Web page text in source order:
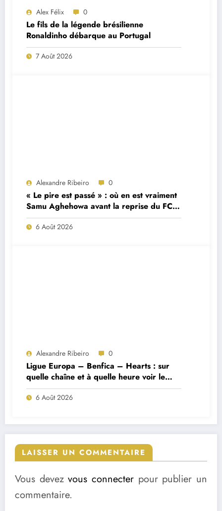
Alex Félix 0
Le fils de la légende brésilienne
Ronaldinho débarque au Portugal
7 Août 2026
Alexandre Ribeiro 0
« Le pire est passé » : où en est vraiment
Samu Aghehowa avant la reprise du FC
Porto ?
6 Août 2026
Alexandre Ribeiro 0
Ligue Europa – Benfica – Hearts : sur
quelle chaîne et à quelle heure voir le
match ?
6 Août 2026
LAISSER UN COMMENTAIRE
Vous devezvous connecter pour publier un
commentaire.